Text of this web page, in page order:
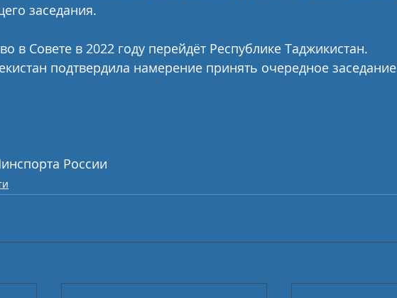
заседания.
в Совете в 2022 году перейдёт Республике Таджикистан.
подтвердила намерение принять очередное заседание
России